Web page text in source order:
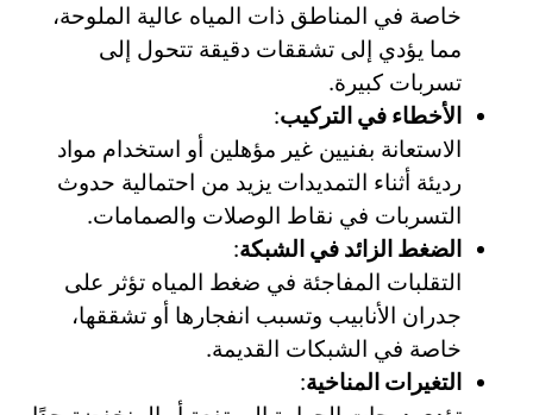
خاصة في المناطق ذات المياه عالية الملوحة،
مما يؤدي إلى تشققات دقيقة تتحول إلى
تسربات كبيرة.
الأخطاء في التركيب:
الاستعانة بفنيين غير مؤهلين أو استخدام مواد
رديئة أثناء التمديدات يزيد من احتمالية حدوث
التسربات في نقاط الوصلات والصمامات.
الضغط الزائد في الشبكة:
التقلبات المفاجئة في ضغط المياه تؤثر على
جدران الأنابيب وتسبب انفجارها أو تشققها،
خاصة في الشبكات القديمة.
التغيرات المناخية: